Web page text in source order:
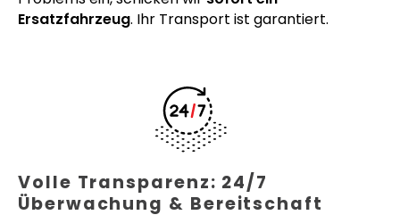
Ersatzfahrzeug. Ihr Transport ist garantiert.
Volle Transparenz: 24/7
Überwachung & Bereitschaft